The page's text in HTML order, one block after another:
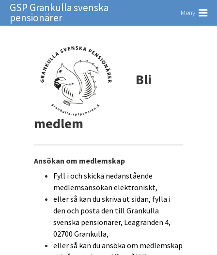
GSP Grankulla svenska
pensionärer Meny
Bli
medlem
Ansökan om medlemskap
Fyll i och skicka nedanstående
medlemsansökan elektroniskt,
eller så kan du skriva ut sidan, fylla i
den och posta den till Grankulla
svenska pensionärer, Leagränden 4,
02700 Grankulla,
eller så kan du ansöka om medlemskap